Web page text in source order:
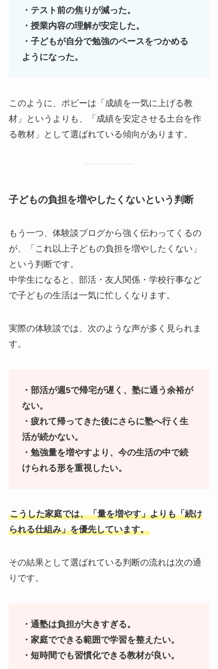
・テスト前の焦りが減った。
・授業内容の理解が安定した。
・子どもが自分で勉強のペースをつかめる
ようになった。
このように、ポピーは「成績を一気に上げる教
材」というよりも、「成績を安定させる土台を作
る教材」として選ばれている傾向があります。
子どもの負担を増やしたくないという判断
もう一つ、体験談ブログから強く伝わってくるの
が、「これ以上子どもの負担を増やしたくない」
という判断です。
中学生になると、部活・友人関係・学校行事など
で子どもの生活は一気に忙しくなります。
実際の体験談では、次のような声が多く見られま
す。
・部活が週5で帰宅が遅く、塾に通う余裕が
ない。
・疲れて帰ってきた後にさらに塾へ行く生
活が続かない。
・勉強量を増やすより、今の生活の中で続
けられる形を重視したい。
こうした家庭では、「量を増やす」よりも「続け
られる仕組み」を優先しています。
その結果として選ばれている判断の流れは次の通
りです。
・通塾は負担が大きすぎる。
・家庭でできる範囲で学習を整えたい。
・短時間でも習慣化できる教材が良い。